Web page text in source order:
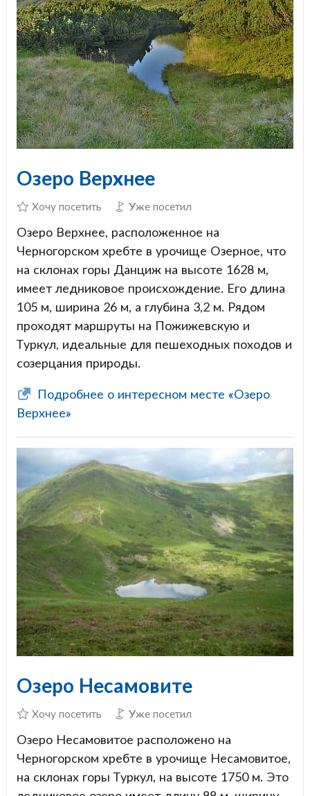
Озеро Верхнее
Хочу посетить Уже посетил
Озеро Верхнее, расположенное на
Черногорском хребте в урочище Озерное, что
на склонах горы Данциж на высоте 1628 м,
имеет ледниковое происхождение. Его длина
105 м, ширина 26 м, а глубина 3,2 м. Рядом
проходят маршруты на Пожижевскую и
Туркул, идеальные для пешеходных походов и
созерцания природы.
Подробнее о интересном месте «Озеро
Верхнее»
Озеро Несамовите
Хочу посетить Уже посетил
Озеро Несамовитое расположено на
Черногорском хребте в урочище Несамовитое,
на склонах горы Туркул, на высоте 1750 м. Это